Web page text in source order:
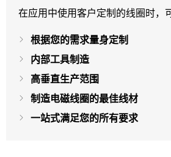
在应用中使用客户定制的线圈时，
根据您的需求量身定制
内部工具制造
高垂直生产范围
制造电磁线圈的最佳线材
一站式满足您的所有要求